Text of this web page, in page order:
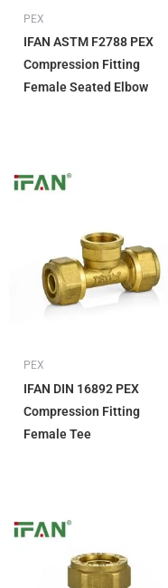
PEX
IFAN ASTM F2788 PEX
Compression Fitting
Female Seated Elbow
PEX
IFAN DIN 16892 PEX
Compression Fitting
Female Tee